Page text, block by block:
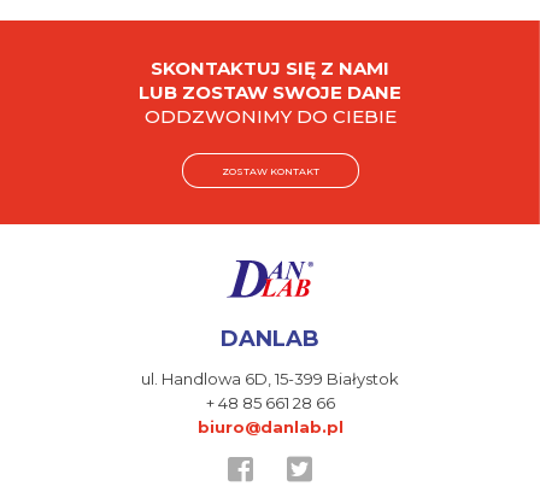
SKONTAKTUJ SIĘ Z NAMI
LUB ZOSTAW SWOJE DANE
ODDZWONIMY DO CIEBIE
ZOSTAW KONTAKT
DANLAB
ul. Handlowa 6D,15-399 Białystok
+ 48 85 661 28 66
biuro@danlab.pl